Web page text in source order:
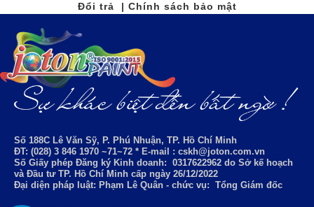
Đổi trả | Chính sách bảo mật
Số 188C Lê Văn Sỹ, P. Phú Nhuận, TP. Hồ Chí Minh
ĐT: (028) 3 846 1970 ~71~72 * E-mail : cskh@joton.com.vn
Số Giấy phép Đăng ký Kinh doanh: 0317622962 do Sở kế hoạch
và Đầu tư TP. Hồ Chí Minh cấp ngày 26/12/2022
Đại diện pháp luật: Phạm Lê Quân - chức vụ: Tổng Giám đốc